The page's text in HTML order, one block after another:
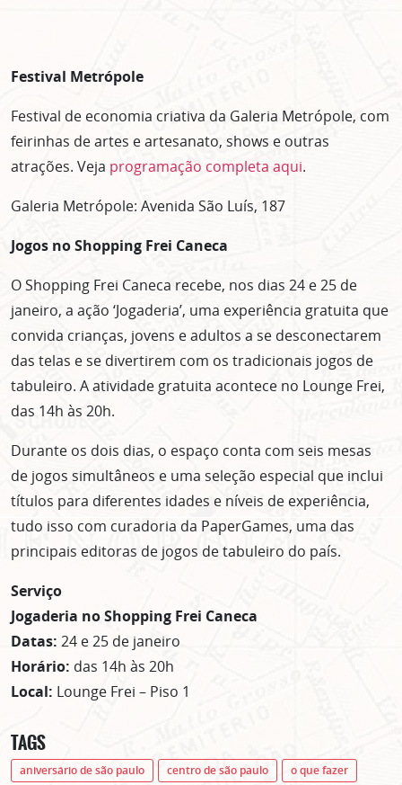
Festival Metrópole
Festival de economia criativa da Galeria Metrópole, com
feirinhas de artes e artesanato, shows e outras
atrações. Veja programação completa aqui.
Galeria Metrópole: Avenida São Luís, 187
Jogos no Shopping Frei Caneca
O Shopping Frei Caneca recebe, nos dias 24 e 25 de
janeiro, a ação ‘Jogaderia’, uma experiência gratuita que
convida crianças, jovens e adultos a se desconectarem
das telas e se divertirem com os tradicionais jogos de
tabuleiro. A atividade gratuita acontece no Lounge Frei,
das 14h às 20h.
Durante os dois dias, o espaço conta com seis mesas
de jogos simultâneos e uma seleção especial que inclui
títulos para diferentes idades e níveis de experiência,
tudo isso com curadoria da PaperGames, uma das
principais editoras de jogos de tabuleiro do país.
Serviço
Jogaderia no Shopping Frei Caneca
Datas: 24 e 25 de janeiro
Horário: das 14h às 20h
Local: Lounge Frei – Piso 1
TAGS
aniversário de são paulo centro de são paulo o que fazer